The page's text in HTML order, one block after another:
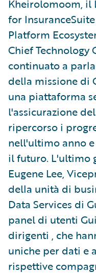
Kheirolomoom, il
for
Platform
Chief Technology
continuato a
della missione di
una piattaforma
l'assicurazione
ripercorso i
nell'ultimo anno
il futuro. L'ultimo
Eugene Lee,
della unità di
Data Services di
panel di utenti
dirigenti , che
uniche per dati e
rispettive